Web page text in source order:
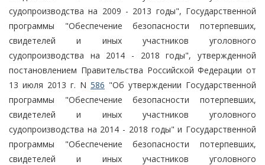
судопроизводства на 2009 - 2013 годы", Государственной
программы "Обеспечение безопасности потерпевших,
свидетелей и иных участников уголовного
судопроизводства на 2014 - 2018 годы", утвержденной
постановлением Правительства Российской Федерации от
13 июля 2013 г. N 586 "Об утверждении Государственной
программы "Обеспечение безопасности потерпевших,
свидетелей и иных участников уголовного
судопроизводства на 2014 - 2018 годы" и Государственной
программы "Обеспечение безопасности потерпевших,
свидетелей и иных участников уголовного